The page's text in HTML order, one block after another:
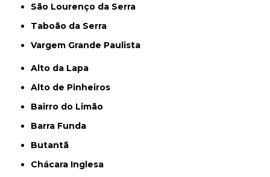
São Lourenço da Serra
Taboão da Serra
Vargem Grande Paulista
Alto da Lapa
Alto de Pinheiros
Bairro do Limão
Barra Funda
Butantã
Chácara Inglesa